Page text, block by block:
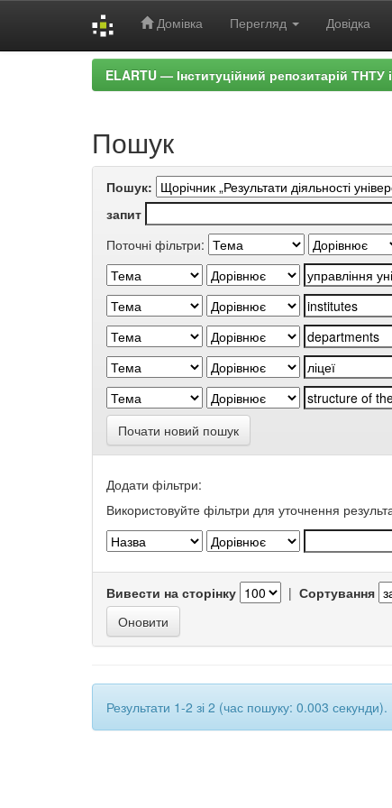
Домівка Перегляд Довідка
ELARTU — Інституційний репозитарій ТНТУ
Пошук
Пошук:
запит
Поточні фільтри:
Почати новий пошук
Додати фільтри:
Використовуйте фільтри для уточнення
Вивести на сторінку | Сортування
Результати 1-2 зі 2 (час пошуку: 0.003 секунди).